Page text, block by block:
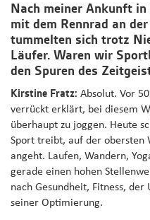
Nach meiner Ankunft
mit dem Rennrad an
tummelten sich trotz
Läufer. Waren wir
den Spuren des
Kirstine Fratz: Absolut. Vor
verrückt erklärt, bei diesem
überhaupt zu joggen. Heute
Sport treibt, auf der obersten
angeht. Laufen, Wandern,
gerade einen hohen
nach Gesundheit, Fitness,
seiner Optimierung.